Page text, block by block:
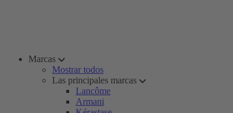
Marcas
Mostrar todos
Las principales marcas
Lancôme
Armani